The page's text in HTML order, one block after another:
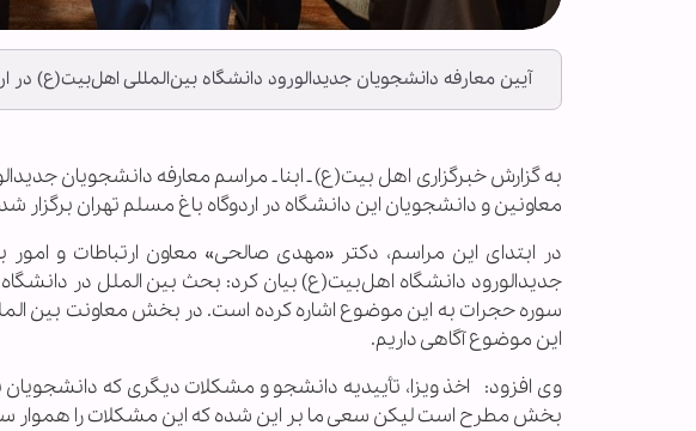
آیین معارفه دانشجویان جدیدالورود دانشگاه بین‌المللی اهل‌بیت(ع) در
به گزارش خبرگزاری اهل بیت(ع) ـ ابنا ـ مراسم معارفه دانشجویان
معاونین و دانشجویان این دانشگاه در اردوگاه باغ مسلم تهران برگزار
در ابتدای این مراسم، دکتر «مهدی صالحی» معاون ارتباطات و
سوره حجرات به این موضوع اشاره کرده است. در بخش معاونت بین
این موضوع آگاهی داریم.
وی افزود: اخذ ویزا، تأییدیه دانشجو و مشکلات دیگری که
بخش مطرح است لیکن سعی ما بر این شده که این مشکلات را هموار